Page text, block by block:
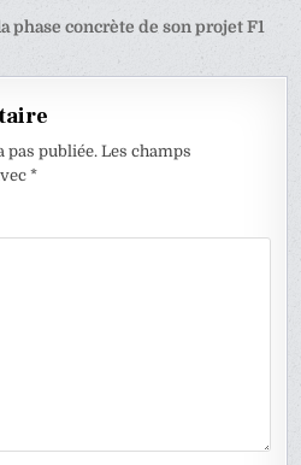
phase concrète de son projet F1
pas publiée. Les champs
*